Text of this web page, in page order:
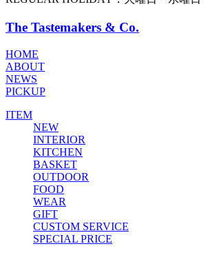
The Tastemakers & Co.
HOME
ABOUT
NEWS
PICKUP
ITEM
NEW
INTERIOR
KITCHEN
BASKET
OUTDOOR
FOOD
WEAR
GIFT
CUSTOM SERVICE
SPECIAL PRICE